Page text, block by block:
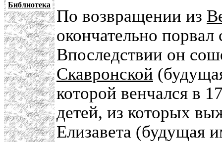
Библиотека
По возвращении из
окончательно
Впоследствии он
Скавронской
которой венчался в
детей, из которых
Елизавета (будущая